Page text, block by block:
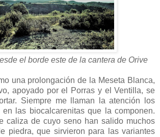
el borde este de la cantera de Orive
una prolongación de la Meseta Blanca,
apoyado por el Porras y el Ventilla, se
Siempre me llaman la atención los
en las biocalcarenitas que la componen.
caliza de cuyo seno han salido muchos
piedra, que sirvieron para las variantes